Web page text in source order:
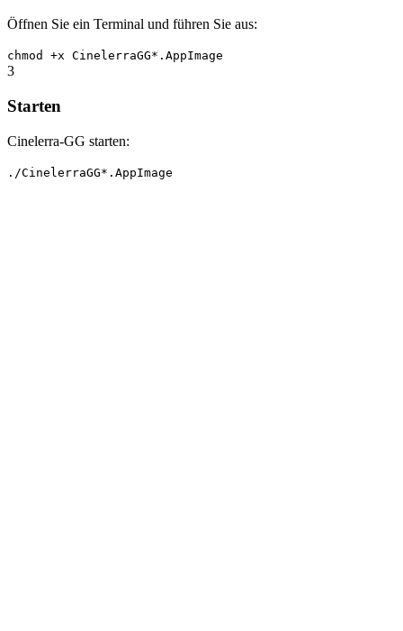
Öffnen Sie ein Terminal und führen Sie aus:
chmod +x CinelerraGG*.AppImage
3
Starten
Cinelerra-GG starten:
./CinelerraGG*.AppImage